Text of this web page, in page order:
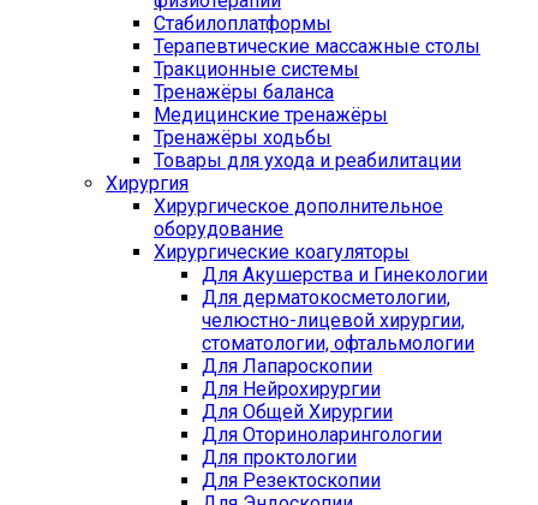
Стабилоплатформы
Терапевтические массажные столы
Тракционные системы
Тренажёры баланса
Медицинские тренажёры
Тренажёры ходьбы
Товары для ухода и реабилитации
Хирургия
Хирургическое дополнительное
оборудование
Хирургические коагуляторы
Для Акушерства и Гинекологии
Для дерматокосметологии,
челюстно-лицевой хирургии,
стоматологии, офтальмологии
Для Лапароскопии
Для Нейрохирургии
Для Общей Хирургии
Для Оториноларингологии
Для проктологии
Для Резектоскопии